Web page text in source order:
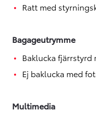
Ratt med
Bagageutrymme
Baklucka fjärrstyrd
Ej baklucka med
Multimedia